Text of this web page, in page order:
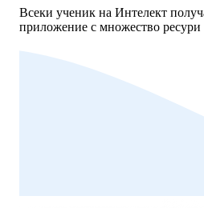
Всеки ученик на Интелект
приложение с множество ресури